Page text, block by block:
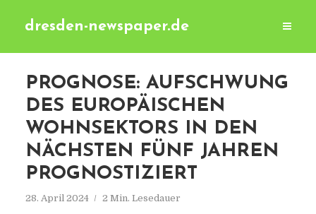
dresden-newspaper.de
PROGNOSE: AUFSCHWUNG
DES EUROPÄISCHEN
WOHNSEKTORS IN DEN
NÄCHSTEN FÜNF JAHREN
PROGNOSTIZIERT
28. April 2024 2 Min. Lesedauer